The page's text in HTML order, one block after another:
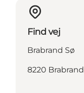
Find vej
Brabrand Sø
8220 Brabrand